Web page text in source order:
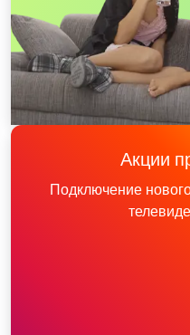
Акции
Подключение